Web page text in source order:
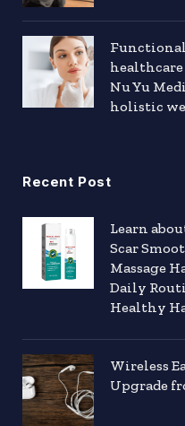
Nu Yu
holistic
Recent Post
Learn
Scar
Massage
Daily
Healthy
Wireless
Upgrade